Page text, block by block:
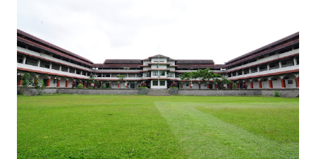
harga tersebut, kamu sudah mendapatkan produk
berkualitas dengan manfaat maksimal. 2. Varian Aroma yang
Memikat dan Tahan Lama Scarlett menawarkan berbagai
varian aroma yang tidak hanya menyegarkan, tetapi juga
tahan lama. Varian seperti Romansa, Charming, dan Freshy
menjadi favorit banyak pengguna karena wanginya yang
elegan dan tidak mengganggu. 3. Kandungan Glutat...